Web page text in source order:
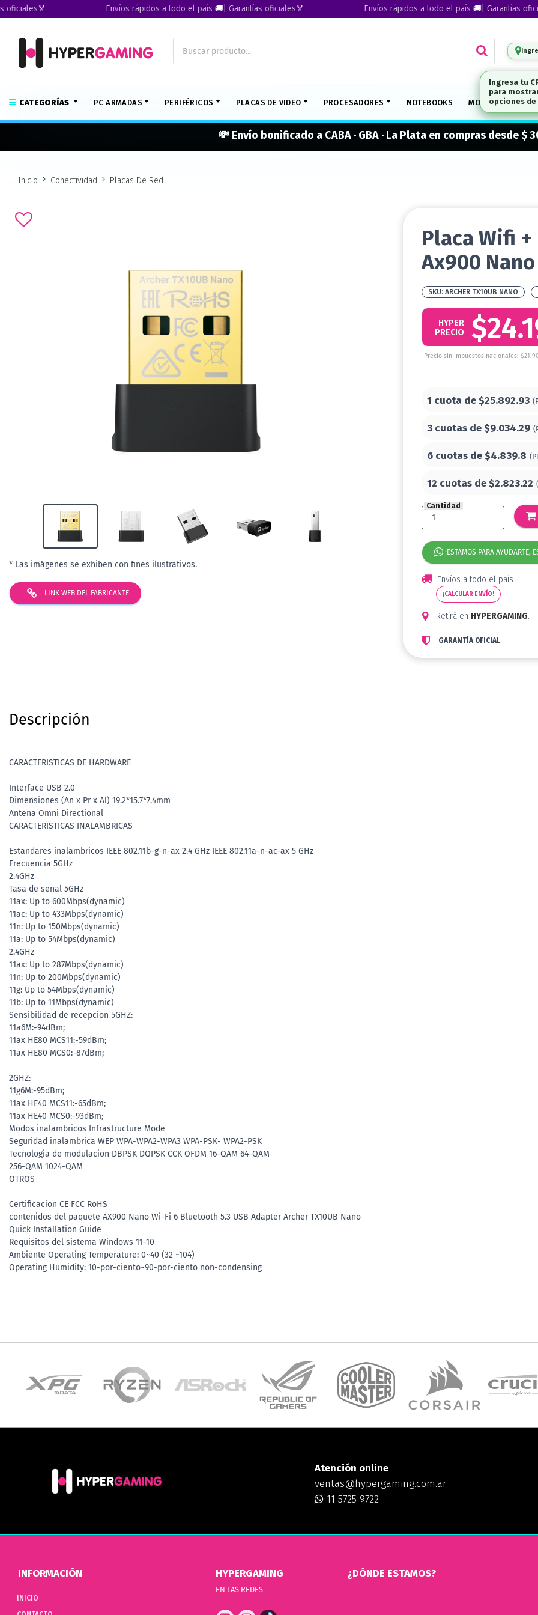
Envíos rápidos a todo el país 🚚| Garantías oficiales🏅 Envíos rápidos a todo el país 🚚| Garantías oficiales🏅
CATEGORÍAS PC ARMADAS PERIFÉRICOS PLACAS DE VIDEO PROCESADORES NOTEBOOKS MONITORES
💸 Envío bonificado a CABA · GBA · La Plata en compras desde $
Inicio Conectividad Placas De Red
* Las imágenes se exhiben con fines ilustrativos.
LINK WEB DEL FABRICANTE
Placa Wifi
Ax900
ARCHER TX10UB NANO
HYPER
PRECIO
Precio sin impuestos nacionales:
1 cuota de$25.892.93
3 cuotas de$9.034.29
6 cuotas de$4.839.8
12 cuotas de$2.823.22
Cantidad
¡ESTAMOS PARA AYUDARTE,
Envíos a todo el país
¡CALCULAR ENVÍO!
Retirá en HYPERGAMING.
GARANTÍA OFICIAL
Descripción
CARACTERISTICAS DE HARDWARE
Interface USB 2.0
Dimensiones (An x Pr x Al) 19.2*15.7*7.4mm
Antena Omni Directional
CARACTERISTICAS INALAMBRICAS
Estandares inalambricos IEEE 802.11b-g-n-ax 2.4 GHz IEEE 802.11a-n-ac-ax 5 GHz
Frecuencia 5GHz
2.4GHz
Tasa de senal 5GHz
11ax: Up to 600Mbps(dynamic)
11ac: Up to 433Mbps(dynamic)
11n: Up to 150Mbps(dynamic)
11a: Up to 54Mbps(dynamic)
2.4GHz
11ax: Up to 287Mbps(dynamic)
11n: Up to 200Mbps(dynamic)
11g: Up to 54Mbps(dynamic)
11b: Up to 11Mbps(dynamic)
Sensibilidad de recepcion 5GHZ:
11a6M:-94dBm;
11ax HE80 MCS11:-59dBm;
11ax HE80 MCS0:-87dBm;
2GHZ:
11g6M:-95dBm;
11ax HE40 MCS11:-65dBm;
11ax HE40 MCS0:-93dBm;
Modos inalambricos Infrastructure Mode
Seguridad inalambrica WEP WPA-WPA2-WPA3 WPA-PSK- WPA2-PSK
Tecnologia de modulacion DBPSK DQPSK CCK OFDM 16-QAM 64-QAM
256-QAM 1024-QAM
OTROS
Certificacion CE FCC RoHS
contenidos del paquete AX900 Nano Wi-Fi 6 Bluetooth 5.3 USB Adapter Archer TX10UB Nano
Quick Installation Guide
Requisitos del sistema Windows 11-10
Ambiente Operating Temperature: 0~40 (32 ~104)
Operating Humidity: 10-por-ciento~90-por-ciento non-condensing
Atención online
ventas@hypergaming.com.ar
11 5725 9722
INFORMACIÓN
INICIO
HYPERGAMING
EN LAS REDES
¿DÓNDE ESTAMOS?